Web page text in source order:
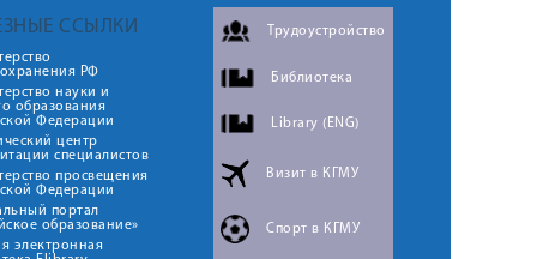
ССЫЛКИ
РФ
науки и
образования
Федерации
центр
специалистов
просвещения
Федерации
портал
образование»
электронная
Трудоустройство
Библиотека
Library (ENG)
Визит в КГМУ
Спорт в КГМУ